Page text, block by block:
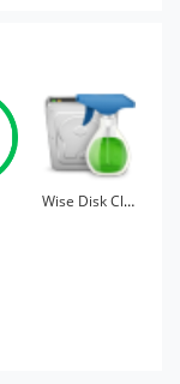
Wise Disk Cleaner